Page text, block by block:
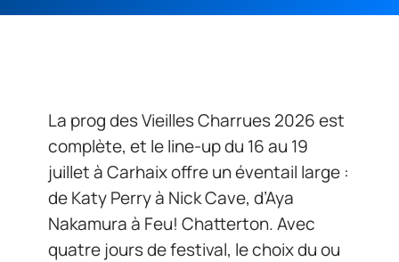
La prog des Vieilles Charrues 2026 est
complète, et le line-up du 16 au 19
juillet à Carhaix offre un éventail large :
de Katy Perry à Nick Cave, d’Aya
Nakamura à Feu! Chatterton. Avec
quatre jours de festival, le choix du ou